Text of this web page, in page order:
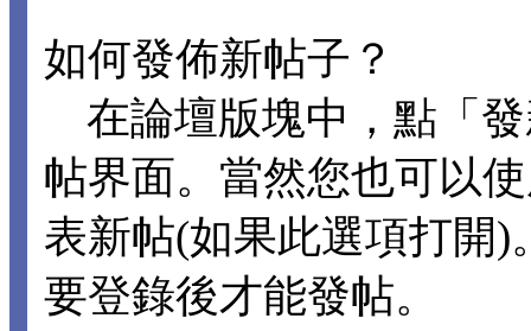
如何發佈新帖子？
在論壇版塊中，點「
帖界面。當然您也可以
表新帖(如果此選項打開
要登錄後才能發帖。